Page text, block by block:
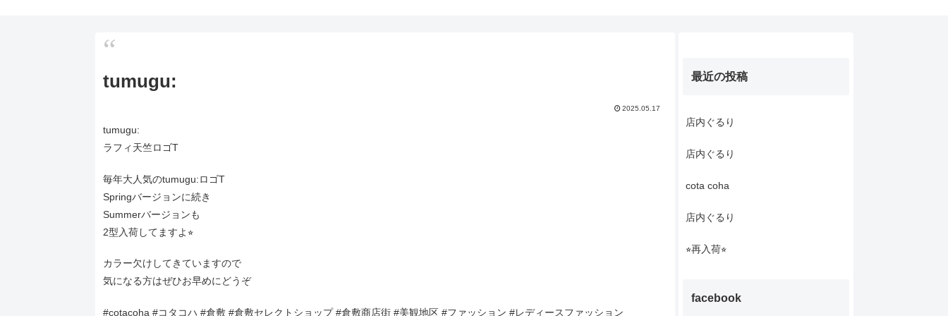
tumugu:
2025.05.17
tumugu:
ラフィ天竺ロゴT
毎年大人気のtumugu:ロゴT
Springバージョンに続き
Summerバージョンも
2型入荷してますよ⭐︎
カラー欠けしてきていますので
気になる方はぜひお早めにどうぞ
#cotacoha #コタコハ #倉敷 #倉敷セレクトショップ #倉敷商店街 #美観地区 #ファッション #レディースファッション
最近の投稿
店内ぐるり
店内ぐるり
cota coha
店内ぐるり
⭐︎再入荷⭐︎
facebook